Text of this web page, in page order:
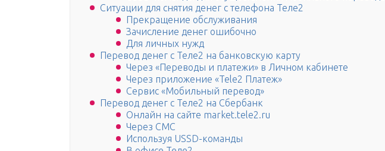
Ситуации для снятия денег с телефона Теле2
Прекращение обслуживания
Зачисление денег ошибочно
Для личных нужд
Перевод денег с Теле2 на банковскую карту
Через «Переводы и платежи» в Личном кабинете
Через приложение «Tele2 Платеж»
Сервис «Мобильный перевод»
Перевод денег с Теле2 на Сбербанк
Онлайн на сайте market.tele2.ru
Через СМС
Используя USSD-команды